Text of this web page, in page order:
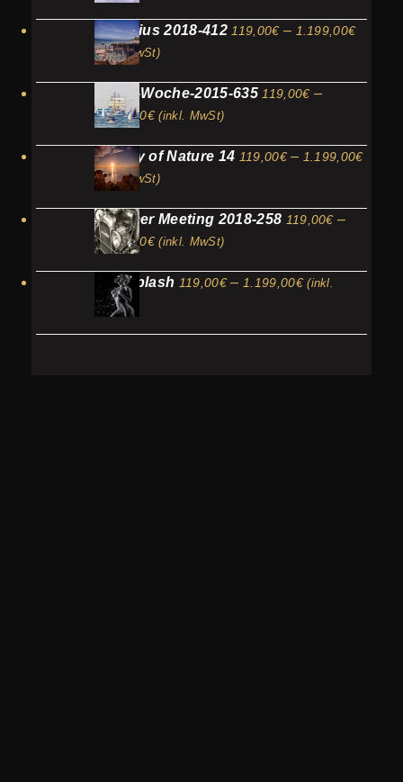
1.199,00€
Mauritius 2018-412 119,00€ – 1.199,00€
(inkl. MwSt)
Kieler-Woche-2015-635 119,00€ –
1.199,00€Preisspanne:
bis
1.199,00€
(inkl. MwSt)
Beauty of Nature 14 119,00€ – 1.199,00€
(inkl. MwSt)
Oldtimer Meeting 2018-258 119,00€ –
1.199,00€Preisspanne:
bis
(inkl. MwSt)
The Splash 119,00€ – 1.199,00€Preisspanne:
(inkl.
MwSt)